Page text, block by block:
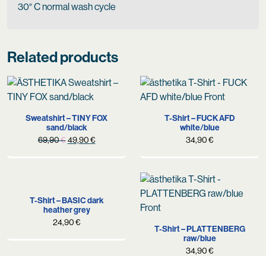
30° C normal wash cycle
Related products
Sweatshirt – TINY FOX
sand/black
69,90€ Original
49,90€Current
T-Shirt – FUCK AFD
white/blue
34,90€
T-Shirt – BASIC dark
heather grey
24,90€
T-Shirt – PLATTENBERG
raw/blue
34,90€